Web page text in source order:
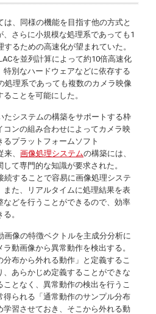
、同様の機能を目指す他の方式と
さらに小規模な処理系であっても1
るための高速化が望まれていた。
を並列計算によって約10倍高速化
別なハードウェアなどに依存する
処理系であっても複数のカメラ映像
ことを可能にした。
たシステムの構築をサポートする枠
ンの組み合わせによってカメラ映
プラットフォームソフト
来、画像処理システムの構築には、
て専門的な知識が要求された。
続することで容易に画像処理システ
また、リアルタイムに処理結果を表
どを行うことができるので、効率
。
像の特徴ベクトルを主成分分析に
動画像から異常動作を検出する。
布から外れる動作」と定義するこ
、あらかじめ定義することができな
となく、異常動作の検出を行うこ
得られる「通常動作のサンプル分布
学習させておき、そこから外れる動